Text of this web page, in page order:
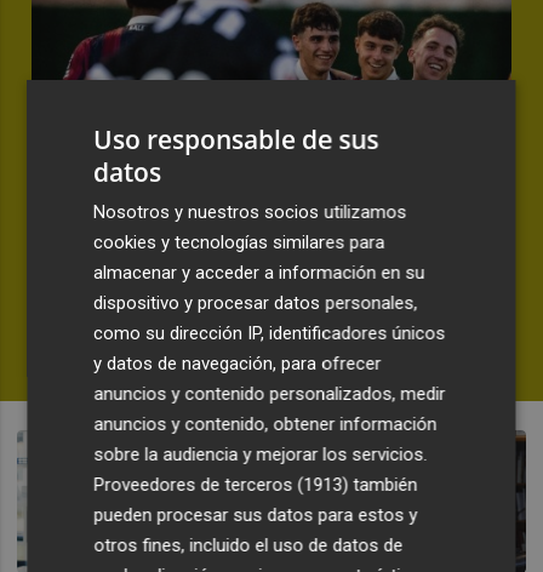
PRETEMPORADA | CD CASTELLÓN 1-3 LEVANTE UD
El Levante UD pone el broche a la
pretemporada con un triunfo ante
el Castellón
SERGIO BOTELLA
Uso responsable de sus
datos
Nosotros y nuestros socios utilizamos
cookies y tecnologías similares para
almacenar y acceder a información en su
dispositivo y procesar datos personales,
como su dirección IP, identificadores únicos
y datos de navegación, para ofrecer
anuncios y contenido personalizados, medir
anuncios y contenido, obtener información
sobre la audiencia y mejorar los servicios.
Proveedores de terceros (1913) también
pueden procesar sus datos para estos y
otros fines, incluido el uso de datos de